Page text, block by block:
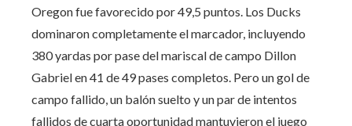
Oregon fue favorecido por 49,5 puntos. Los Ducks
dominaron completamente el marcador, incluyendo
380 yardas por pase del mariscal de campo Dillon
Gabriel en 41 de 49 pases completos. Pero un gol de
campo fallido, un balón suelto y un par de intentos
fallidos de cuarta oportunidad mantuvieron el juego